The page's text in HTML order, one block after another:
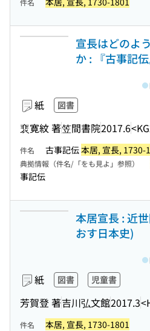
件名
宣長はどのよ
か : 『古事記
紙 図書
裵寛紋 著笠間書院2017.6
件名 古事記伝本居, 宣長, 1730-
典拠情報（件名/「をも見よ」参照）
事記伝
本居宣長 : 近
おす日本史)
紙 図書 児童書
芳賀登 著吉川弘文館2017.3
件名 本居, 宣長, 1730-1801